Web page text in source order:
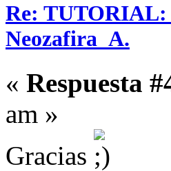
Re: TUTORIAL:
Neozafira_A.
« Respuesta
am »
Gracias